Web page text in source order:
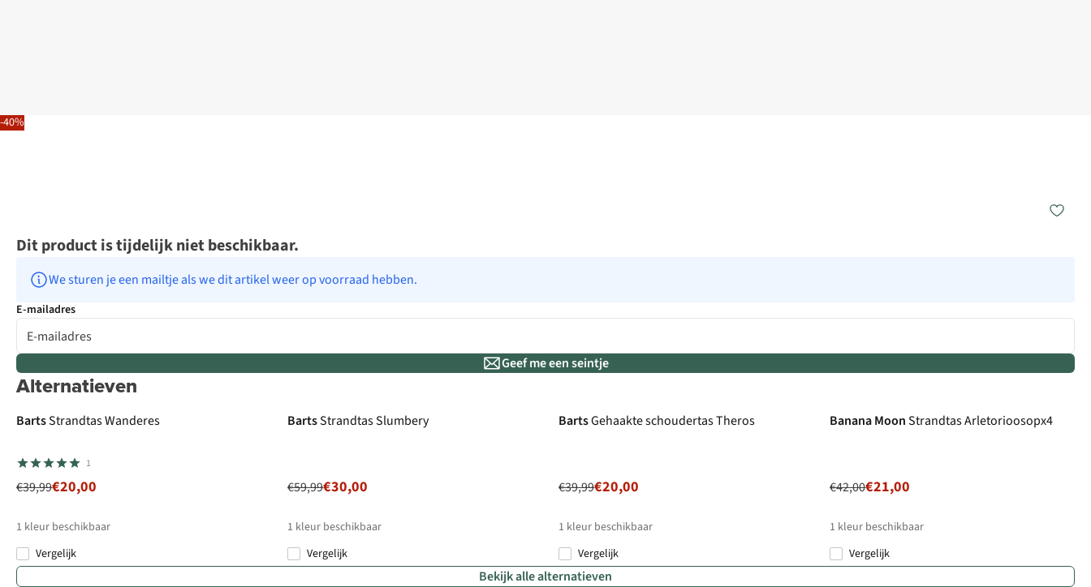
-40%
Dit product is tijdelijk niet beschikbaar.
We sturen je een mailtje als we dit artikel weer op voorraad hebben.
E-mailadres
Geef me een seintje
Alternatieven
-50%
BartsStrandtas Wanderes
1
€39,99€20,00
1 kleur beschikbaar
Vergelijk
BartsStrandtas Slumbery
€59,99€30,00
1 kleur beschikbaar
Vergelijk
BartsGehaakte schoudertas Theros
€39,99€20,00
1 kleur beschikbaar
Vergelijk
Banana MoonStrandtas Arletorioosopx4
€42,00€21,00
1 kleur beschikbaar
Vergelijk
Bekijk alle alternatieven